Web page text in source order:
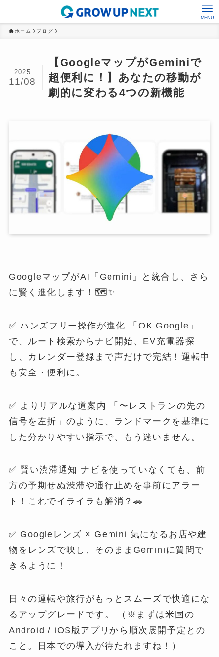
MENU
ホーム ブログ
【GoogleマップがGeminiで
超便利に！】あなたの移動が
劇的に変わる4つの新機能
2025
11/08
GoogleマップがAI「Gemini」と統合し、さら
に賢く進化します！🗺️✨
✅ ハンズフリー操作が進化 「OK Google」
で、ルート検索からナビ開始、EV充電器探
し、カレンダー登録まで声だけで完結！運転中
も安全・便利に。
✅ よりリアルな道案内 「〜レストランの先の
信号を左折」のように、ランドマークを基準に
した分かりやすい指示で、もう迷いません。
✅ 賢い渋滞通知 ナビを使っていなくても、前
方の予期せぬ渋滞や通行止めを事前にアラー
ト！これでイライラも解消？🚗
✅ Googleレンズ × Gemini 気になるお店や建
物をレンズで映し、そのままGeminiに質問で
きるように！
日々の運転や旅行がもっとスムーズで快適にな
るアップグレードです。 （※まずは米国の
Android / iOS版アプリから順次展開予定との
こと。日本での導入が待たれますね！）